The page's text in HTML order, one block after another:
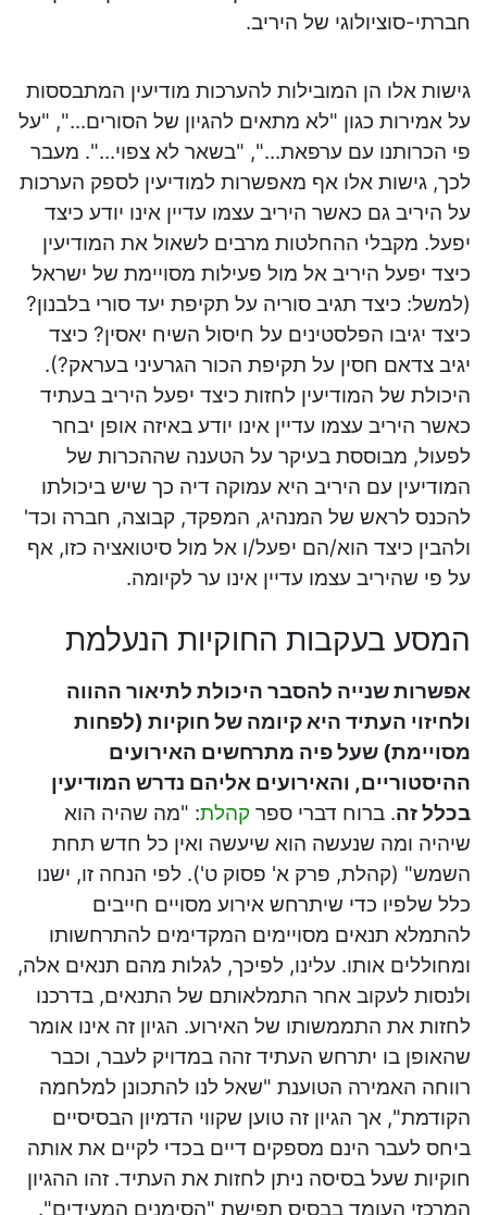
חברתי-סוציולוגי של היריב.
גישות אלו הן המובילות להערכות מודיעין המתבססות
על אמירות כגון "לא מתאים להגיון של הסורים...", "על
פי הכרותנו עם ערפאת...", "בשאר לא צפוי...". מעבר
לכך, גישות אלו אף מאפשרות למודיעין לספק הערכות
על היריב גם כאשר היריב עצמו עדיין אינו יודע כיצד
יפעל. מקבלי ההחלטות מרבים לשאול את המודיעין
כיצד יפעל היריב אל מול פעילות מסויימת של ישראל
(למשל: כיצד תגיב סוריה על תקיפת יעד סורי בלבנון?
כיצד יגיבו הפלסטינים על חיסול השיח יאסין? כיצד
יגיב צדאם חסין על תקיפת הכור הגרעיני בעראק?).
היכולת של המודיעין לחזות כיצד יפעל היריב בעתיד
כאשר היריב עצמו עדיין אינו יודע באיזה אופן יבחר
לפעול, מבוססת בעיקר על הטענה שההכרות של
המודיעין עם היריב היא עמוקה דיה כך שיש ביכולתו
להכנס לראש של המנהיג, המפקד, קבוצה, חברה וכד'
ולהבין כיצד הוא/הם יפעל/ו אל מול סיטואציה כזו, אף
על פי שהיריב עצמו עדיין אינו ער לקיומה.
המסע בעקבות החוקיות הנעלמת
אפשרות שנייה להסבר היכולת לתיאור ההווה
ולחיזוי העתיד היא קיומה של חוקיות (לפחות
מסויימת) שעל פיה מתרחשים האירועים
ההיסטוריים, והאירועים אליהם נדרש המודיעין
בכלל זה. ברוח דברי ספר קהלת: "מה שהיה הוא
שיהיה ומה שנעשה הוא שיעשה ואין כל חדש תחת
השמש" (קהלת, פרק א' פסוק ט'). לפי הנחה זו, ישנו
כלל שלפיו כדי שיתרחש אירוע מסויים חייבים
להתמלא תנאים מסויימים המקדימים להתרחשותו
ומחוללים אותו. עלינו, לפיכך, לגלות מהם תנאים אלה,
ולנסות לעקוב אחר התמלאותם של התנאים, בדרכנו
לחזות את התממשותו של האירוע. הגיון זה אינו אומר
שהאופן בו יתרחש העתיד זהה במדויק לעבר, וכבר
רווחה האמירה הטוענת "שאל לנו להתכונן למלחמה
הקודמת", אך הגיון זה טוען שקווי הדמיון הבסיסיים
ביחס לעבר הינם מספקים דיים בכדי לקיים את אותה
חוקיות שעל בסיסה ניתן לחזות את העתיד. זהו ההגיון
המרכזי העומד בבסיס תפישת "הסימנים המעידים".